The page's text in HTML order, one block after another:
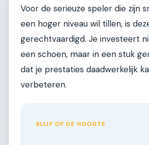
Voor de serieuze speler die zijn
een hoger niveau wil tillen, is
gerechtvaardigd. Je investeert
een schoen, maar in een stuk
dat je prestaties daadwerkelijk
verbeteren.
BLIJF OP DE HOOGTE